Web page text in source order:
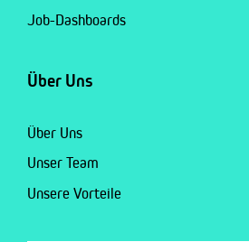
Job-Dashboards
Über Uns
Über Uns
Unser Team
Unsere Vorteile